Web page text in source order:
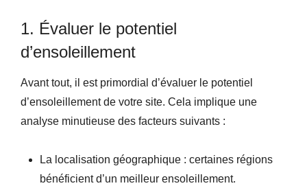
1. Évaluer le potentiel
d’ensoleillement
Avant tout, il est primordial d’évaluer le potentiel
d’ensoleillement de votre site. Cela implique une
analyse minutieuse des facteurs suivants :
La localisation géographique : certaines régions
bénéficient d’un meilleur ensoleillement.